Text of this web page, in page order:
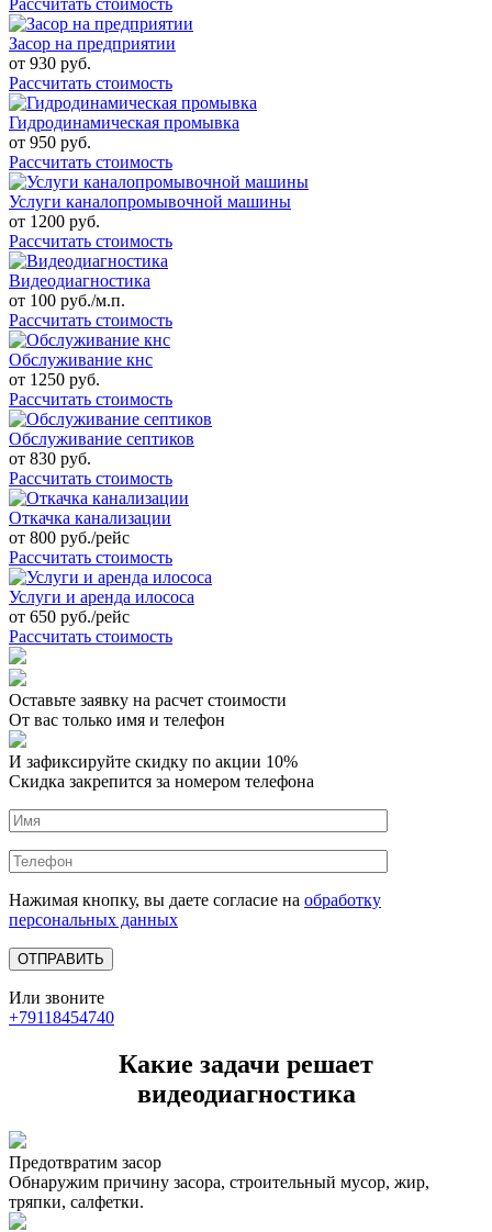
Засор на предприятии
от 930 руб.
Рассчитать стоимость
Гидродинамическая промывка
от 950 руб.
Рассчитать стоимость
Услуги каналопромывочной машины
от 1200 руб.
Рассчитать стоимость
Видеодиагностика
от 100 руб./м.п.
Рассчитать стоимость
Обслуживание кнс
от 1250 руб.
Рассчитать стоимость
Обслуживание септиков
от 830 руб.
Рассчитать стоимость
Откачка канализации
от 800 руб./рейс
Рассчитать стоимость
Услуги и аренда илососа
от 650 руб./рейс
Рассчитать стоимость
Оставьте заявку на расчет стоимости
От вас только имя и телефон
И зафиксируйте скидку по акции 10%
Скидка закрепится за номером телефона
Нажимая кнопку, вы даете согласие на обработку
персональных данных
Или звоните
+79118454740
Какие задачи решает
видеодиагностика
Предотвратим засор
Обнаружим причину засора, cтроительный мусор, жир,
тряпки, салфетки.